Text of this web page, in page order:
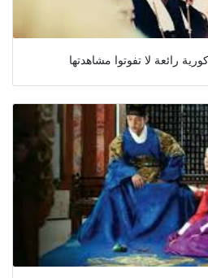
رائعة لا تفوتوا مشاهدتها